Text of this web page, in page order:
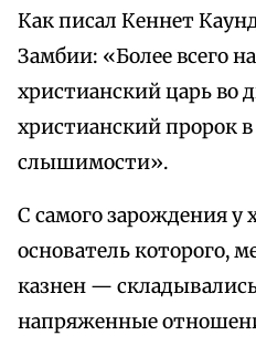
Как писал Кеннет
Замбии: «Более всего
христианский царь во
христианский пророк в
слышимости».
С самого зарождения у
основатель которого,
казнен —
напряженные